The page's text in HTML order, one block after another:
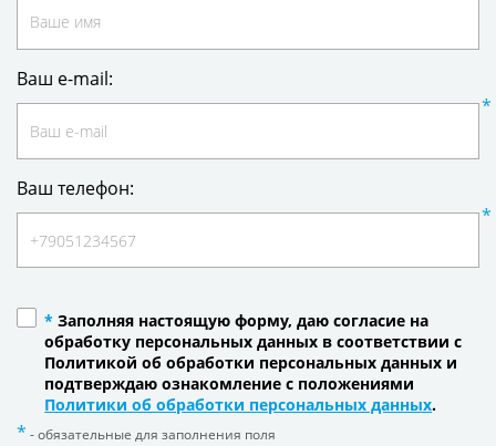
Ваш e-mail:
Ваш телефон:
* Заполняя настоящую форму, даю согласие на
обработку персональных данных в соответствии с
Политикой об обработки персональных данных и
подтверждаю ознакомление с положениями
Политики об обработки персональных данных.
- обязательные для заполнения поля